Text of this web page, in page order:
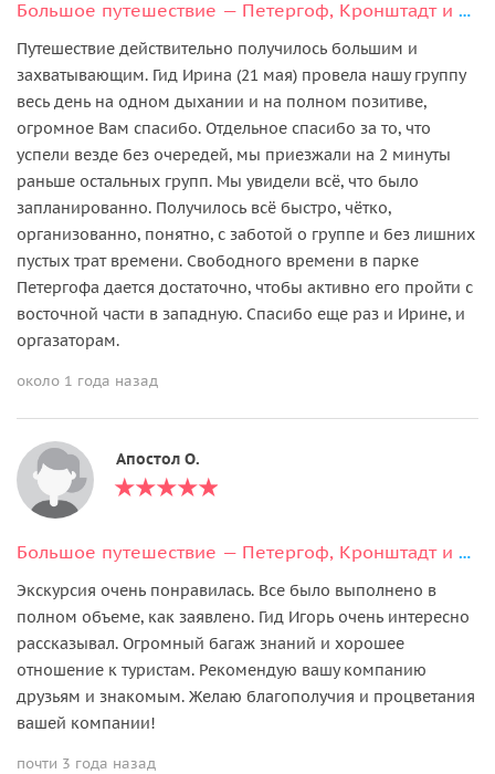
Большое путешествие — Петергоф, Кронштадт и форт Константин
Путешествие действительно получилось большим и
захватывающим. Гид Ирина (21 мая) провела нашу группу
весь день на одном дыхании и на полном позитиве,
огромное Вам спасибо. Отдельное спасибо за то, что
успели везде без очередей, мы приезжали на 2 минуты
раньше остальных групп. Мы увидели всё, что было
запланированно. Получилось всё быстро, чётко,
организованно, понятно, с заботой о группе и без лишних
пустых трат времени. Свободного времени в парке
Петергофа дается достаточно, чтобы активно его пройти с
восточной части в западную. Спасибо еще раз и Ирине, и
оргазаторам.
около 1 года назад
Апостол О.
Большое путешествие — Петергоф, Кронштадт и форт Константин
Экскурсия очень понравилась. Все было выполнено в
полном объеме, как заявлено. Гид Игорь очень интересно
рассказывал. Огромный багаж знаний и хорошее
отношение к туристам. Рекомендую вашу компанию
друзьям и знакомым. Желаю благополучия и процветания
вашей компании!
почти 3 года назад